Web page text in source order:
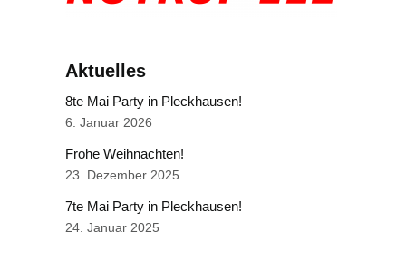
Aktuelles
8te Mai Party in Pleckhausen!
6. Januar 2026
Frohe Weihnachten!
23. Dezember 2025
7te Mai Party in Pleckhausen!
24. Januar 2025